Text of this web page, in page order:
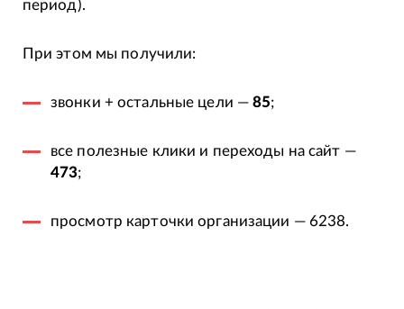
период).
При этом мы получили:
звонки + остальные цели —85;
все полезные клики и переходы на сайт —
473;
просмотр карточки организации — 6238.